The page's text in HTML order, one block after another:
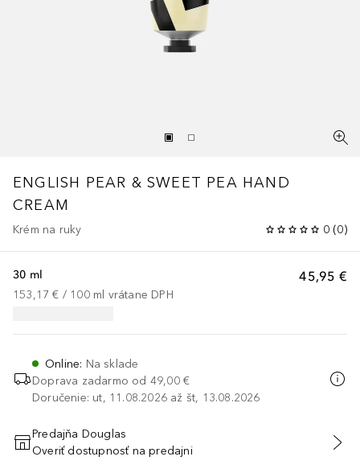
ENGLISH PEAR & SWEET PEA HAND
CREAM
Krém na ruky 0 (0)
45,95 €
30 ml
153,17 € / 100 ml vrátane DPH
Online: Na sklade
Doprava zadarmo od 49,00 €
Doručenie: ut, 11.08.2026 až št, 13.08.2026
PRIDAŤ DO KOŠÍKA
Predajňa Douglas
Overiť dostupnosť na predajni